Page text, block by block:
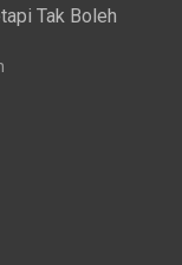
Tak Boleh